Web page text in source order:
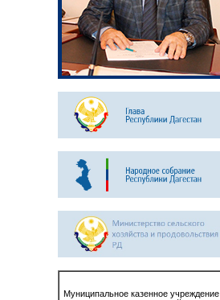
Муниципальное казенное учреждение